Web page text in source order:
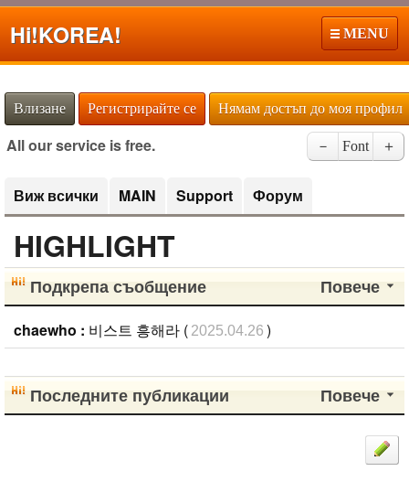
Hi!KOREA! MENU
Влизане Регистрирайте се Нямам достъп до моя профил
All our service is free. － Font ＋
Виж всички MAIN Support Форум
HIGHLIGHT
Повече
Подкрепа съобщение
chaewho : 비스트 흥해라 ( 2025.04.26 )
Повече
Последните публикации